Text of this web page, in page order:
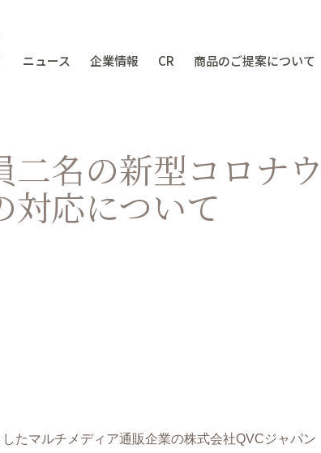
ニュース 企業情報 CR 商品のご提案について
二名の新型コロナ
対応について
たマルチメディア通販企業の株式会社QVCジャパ